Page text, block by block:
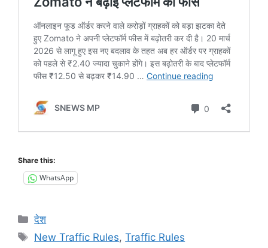
Share this:
WhatsApp
Categories
देश
Tags
New Traffic Rules,Traffic Rules